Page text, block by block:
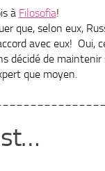
à Filosofia!
que, selon eux,
avec eux! Oui,
décidé de maintenir
que moyen.